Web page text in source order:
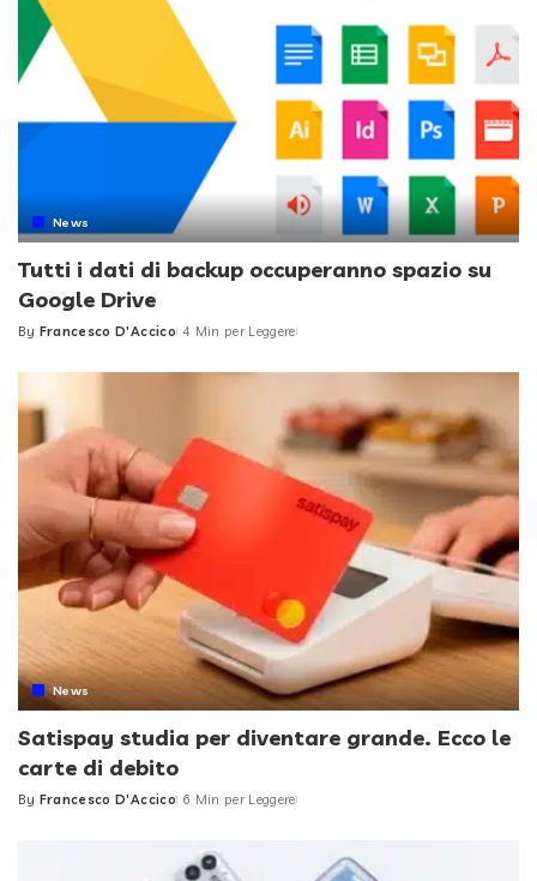
News
Tutti i dati di backup occuperanno spazio su
Google Drive
Posted
By Francesco D'Accico 4 Min per Leggere
News
Satispay studia per diventare grande. Ecco le
carte di debito
Posted
By Francesco D'Accico 6 Min per Leggere